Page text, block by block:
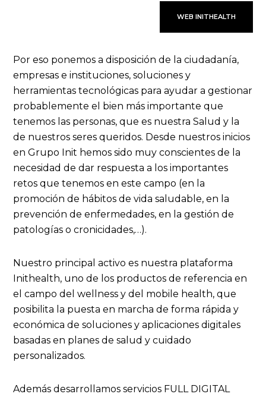
WEB INITHEALTH
Por eso ponemos a disposición de la ciudadanía,
empresas e instituciones, soluciones y
herramientas tecnológicas para ayudar a gestionar
probablemente el bien más importante que
tenemos las personas, que es nuestra Salud y la
de nuestros seres queridos. Desde nuestros inicios
en Grupo Init hemos sido muy conscientes de la
necesidad de dar respuesta a los importantes
retos que tenemos en este campo (en la
promoción de hábitos de vida saludable, en la
prevención de enfermedades, en la gestión de
patologías o cronicidades,…).
Nuestro principal activo es nuestra plataforma
Inithealth, uno de los productos de referencia en
el campo del wellness y del mobile health, que
posibilita la puesta en marcha de forma rápida y
económica de soluciones y aplicaciones digitales
basadas en planes de salud y cuidado
personalizados.
Además desarrollamos servicios FULL DIGITAL